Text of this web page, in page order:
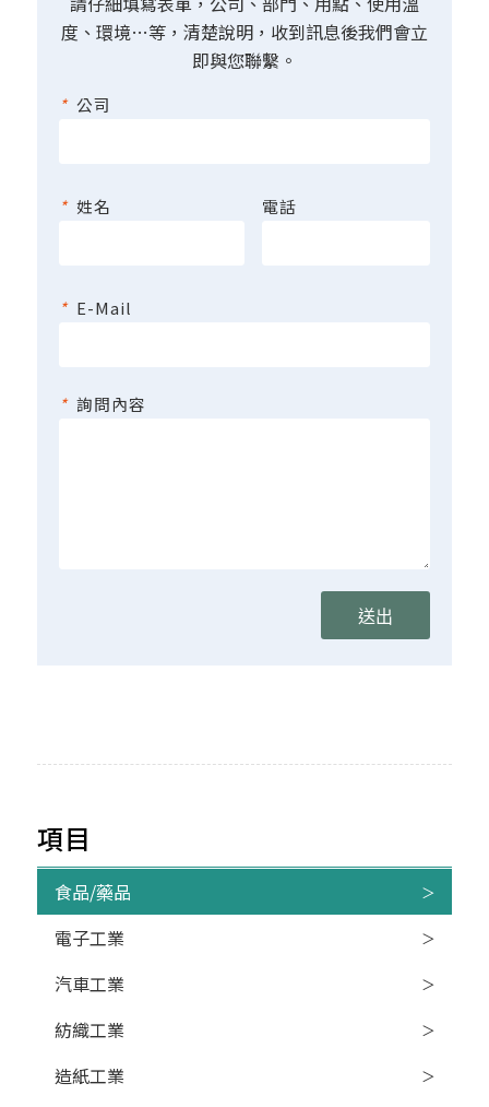
度、環境…等，清楚說明，收到訊息後我們會立
即與您聯繫。
* 公司
* 姓名 電話
* E-Mail
* 詢問內容
項目
食品/藥品
電子工業
汽車工業
紡織工業
造紙工業